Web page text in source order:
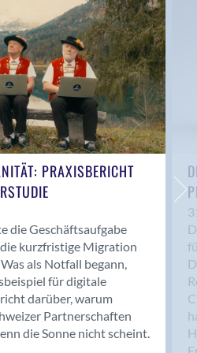
PRAXISBERICHT
die Geschäftsaufgabe
kurzfristige Migration
als Notfall begann,
für digitale
darüber, warum
Partnerschaften
die Sonne nicht scheint.